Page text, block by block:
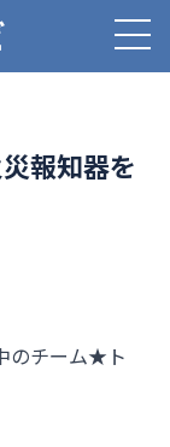
報知器を
のチーム★ト